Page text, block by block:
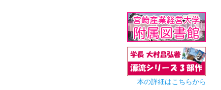
本の詳細はこちらから